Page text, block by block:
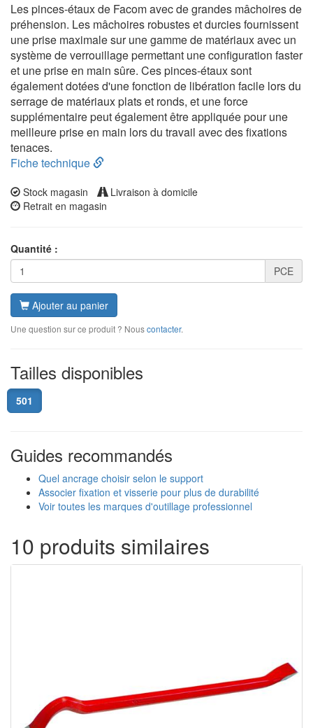
Les pinces-étaux de Facom avec de grandes mâchoires de
préhension. Les mâchoires robustes et durcies fournissent
une prise maximale sur une gamme de matériaux avec un
système de verrouillage permettant une configuration faster
et une prise en main sûre. Ces pinces-étaux sont
également dotées d'une fonction de libération facile lors du
serrage de matériaux plats et ronds, et une force
supplémentaire peut également être appliquée pour une
meilleure prise en main lors du travail avec des fixations
tenaces.
Fiche technique
Stock magasin
Livraison à domicile
Retrait en magasin
Quantité :
PCE
Ajouter au panier
Une question sur ce produit ? Nouscontacter.
Tailles disponibles
501
Guides recommandés
Quel ancrage choisir selon le support
Associer fixation et visserie pour plus de durabilité
Voir toutes les marques d'outillage professionnel
10 produits similaires